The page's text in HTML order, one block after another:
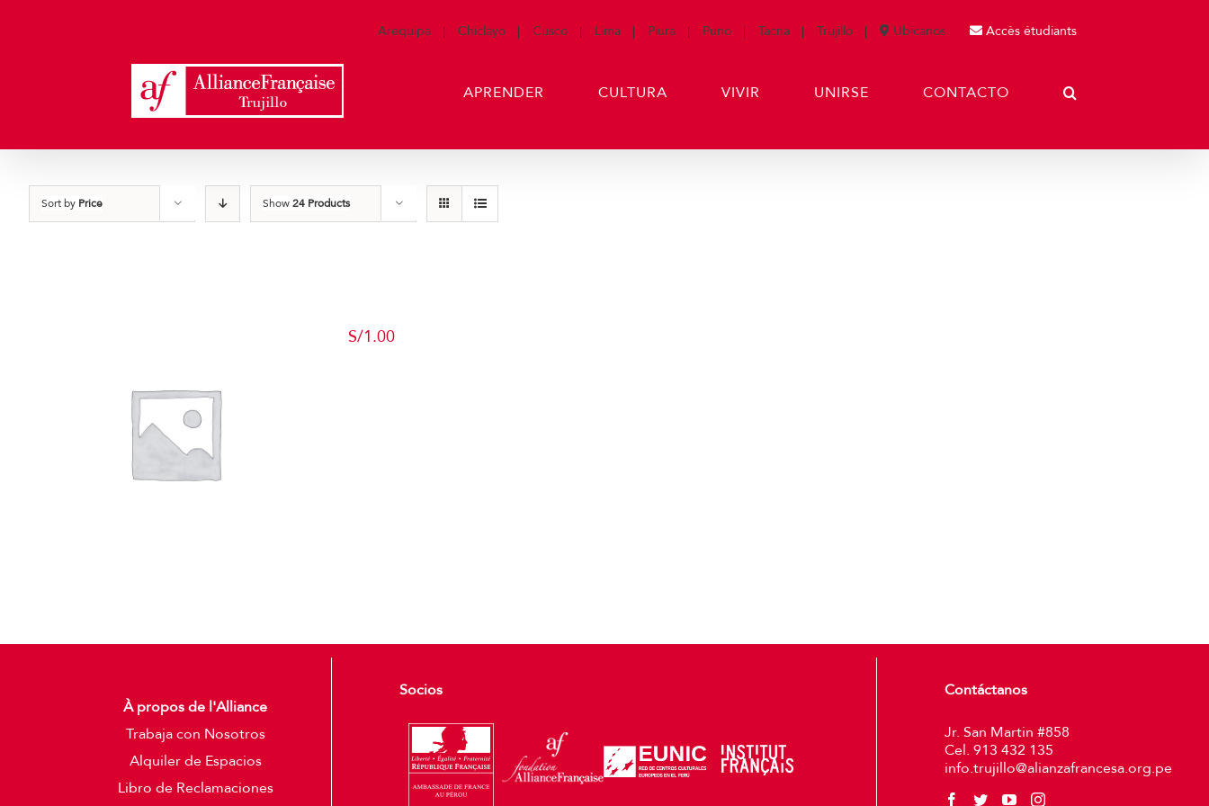
Arequipa Chiclayo Cusco Lima Piura Puno Tacna Trujillo Ubícanos Accès étudiants
APRENDER CULTURA VIVIR UNIRSE CONTACTO
Sort by Price Show24 Products
S/1.00
À propos de l'Alliance
Trabaja con Nosotros
Alquiler de Espacios
Libro de Reclamaciones
Socios Contáctanos
Jr. San Martin #858
Cel. 913 432 135
info.trujillo@alianzafrancesa.org.pe